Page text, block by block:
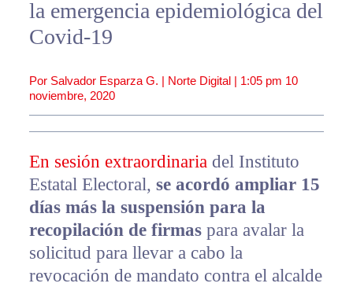
la emergencia epidemiológica del
Covid-19
Por Salvador Esparza G. | Norte Digital | 1:05 pm 10
noviembre, 2020
En sesión extraordinariadel Instituto
Estatal Electoral, se acordó ampliar 15
días más la suspensión para la
recopilación de firmaspara avalar la
solicitud para llevar a cabo la
revocación de mandato contra el alcalde